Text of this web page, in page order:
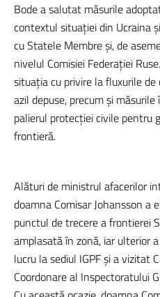
Bode a salutat măsurile
contextul situației din Ucraina
cu Statele Membre și, de
nivelul Comisiei Federației
situația cu privire la fluxurile
azil depuse, precum și
palierul protecției civile pentru
frontieră.
Alături de ministrul afacerilor
doamna Comisar Johansson
punctul de trecere a frontierei
amplasată în zonă, iar ulterior
lucru la sediul IGPF și a vizitat
Coordonare al Inspectoratului